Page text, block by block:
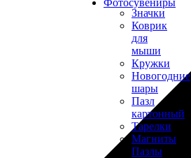
Фотоcувениры
Значки
Коврик
для
мыши
Кружки
Новогодние
шары
Пазл
картонный
Тарелки
Магниты
Пазлы